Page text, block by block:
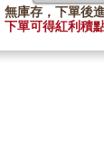
無庫存，下單後
下單可得紅利積